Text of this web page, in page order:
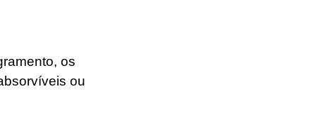
os
ou